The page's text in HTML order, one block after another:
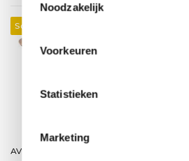
Noodzakelijk
Voorkeuren
Statistieken
Marketing
Sale 29%
AVH-Collectie